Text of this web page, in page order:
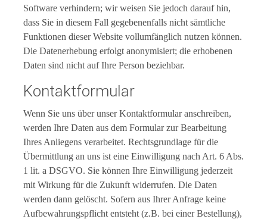
Software verhindern; wir weisen Sie jedoch darauf hin,
dass Sie in diesem Fall gegebenenfalls nicht sämtliche
Funktionen dieser Website vollumfänglich nutzen können.
Die Datenerhebung erfolgt anonymisiert; die erhobenen
Daten sind nicht auf Ihre Person beziehbar.
Kontaktformular
Wenn Sie uns über unser Kontaktformular anschreiben,
werden Ihre Daten aus dem Formular zur Bearbeitung
Ihres Anliegens verarbeitet. Rechtsgrundlage für die
Übermittlung an uns ist eine Einwilligung nach Art. 6 Abs.
1 lit. a DSGVO. Sie können Ihre Einwilligung jederzeit
mit Wirkung für die Zukunft widerrufen. Die Daten
werden dann gelöscht. Sofern aus Ihrer Anfrage keine
Aufbewahrungspflicht entsteht (z.B. bei einer Bestellung),